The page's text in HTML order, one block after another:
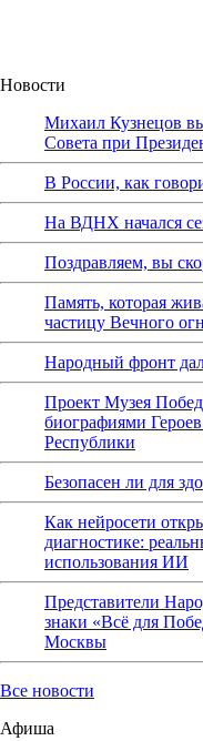
Новости
Михаил Кузнецов
Совета при
В России, как
На ВДНХ начался
Поздравляем, вы
Память, которая
частицу Вечного
Народный фронт
Проект Музея
биографиями
Республики
Безопасен ли для
Как нейросети
диагностике:
использования ИИ
Представители
знаки «Всё для
Москвы
Все новости
Афиша